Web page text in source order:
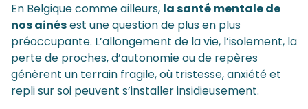
En Belgique comme ailleurs, la santé mentale de
nos ainésest une question de plus en plus
préoccupante. L’allongement de la vie, l’isolement, la
perte de proches, d’autonomie ou de repères
génèrent un terrain fragile, où tristesse, anxiété et
repli sur soi peuvent s’installer insidieusement.